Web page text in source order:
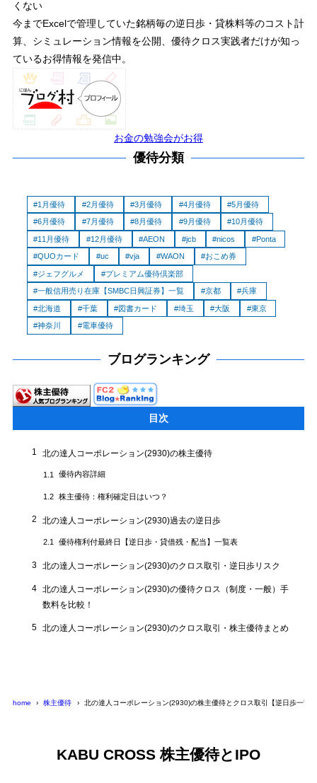
くない
今までExcelで管理していた銘柄毎の逆日歩・貸株料等のコスト計
算、シミュレーション情報を公開、優待クロス実践者だけが知っ
ているお得情報を発信中。
お金の勉強会がお得
優待分類
1月優待 2月優待 3月優待 4月優待 5月優待
6月優待 7月優待 8月優待 9月優待 10月優待
11月優待 12月優待 AEON jcb nicos Ponta
QUOカード uc vja WAON おこめ券
ジェフグルメ プレミアム優待倶楽部
一般信用売り在庫【SMBC日興証券】一覧 京都 兵庫
北海道 千葉 図書カード 埼玉 大阪 東京
神奈川 電車優待
ブログランキング
目次
1 北の達人コーポレーション(2930)の株主優待
1.1 優待内容詳細
1.2 株主優待：権利確定日はいつ？
2 北の達人コーポレーション(2930)過去の逆日歩
2.1 優待権利付最終日【逆日歩・貸借残・配当】一覧表
3 北の達人コーポレーション(2930)のクロス取引・逆日歩リスク
4 北の達人コーポレーション(2930)の優待クロス（制度・一般）手
数料を比較！
5 北の達人コーポレーション(2930)のクロス取引・株主優待まとめ
home 株主優待 北の達人コーポレーション(2930)の株主優待とクロス取引【逆日歩一覧】
KABU CROSS 株主優待とIPO